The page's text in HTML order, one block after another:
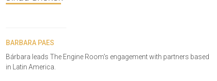
BARBARA PAES
Bárbara leads The Engine Room's engagement with partners based
in Latin America.